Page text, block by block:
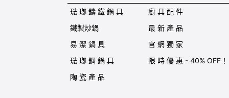
琺 瑯 鑄 鐵 鍋 具
鐵製炒鍋
易 潔 鍋 具
琺 瑯 鋼 鍋 具
陶 瓷 產 品
廚 具 配 件
最 新 產 品
官 網 獨 家
限 時 優 惠 - 40% OFF！